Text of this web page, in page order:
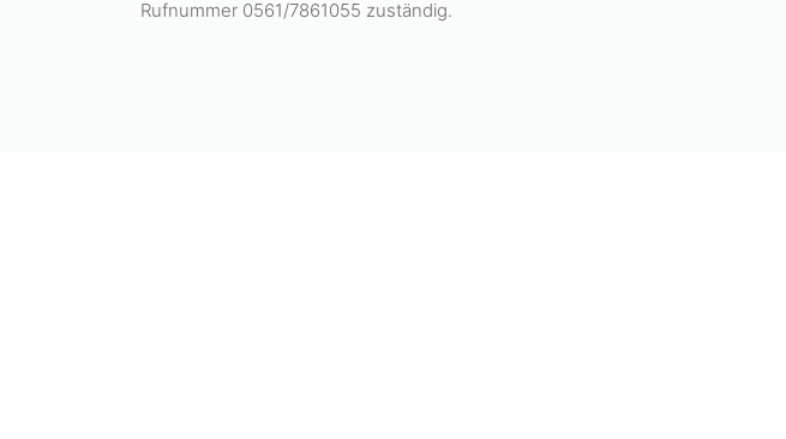
Rufnummer 0561/7861055 zuständig.